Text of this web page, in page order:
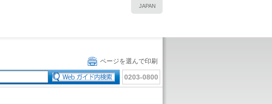
JAPAN
ページを選んで印刷
0203-0800